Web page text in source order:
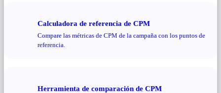
Calculadora de referencia de CPM
Compare las métricas de CPM de la campaña con los puntos de
referencia.
Herramienta de comparación de CPM